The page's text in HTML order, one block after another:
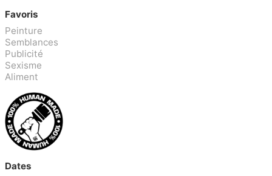
Favoris
Peinture
Semblances
Publicité
Sexisme
Aliment
Dates